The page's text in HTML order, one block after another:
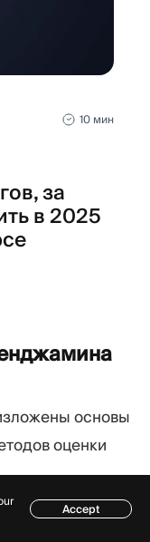
10 мин
за
в 2025
основы
оценки
и
Accept